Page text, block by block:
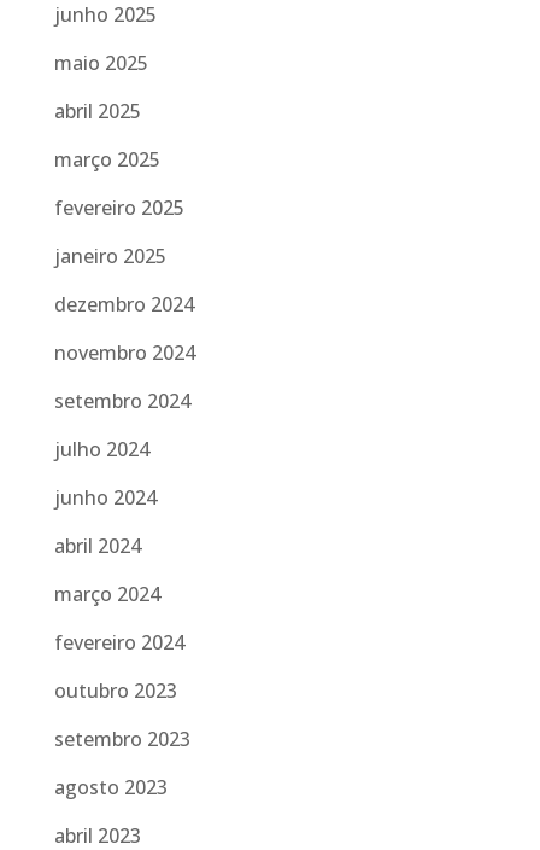
junho 2025
maio 2025
abril 2025
março 2025
fevereiro 2025
janeiro 2025
dezembro 2024
novembro 2024
setembro 2024
julho 2024
junho 2024
abril 2024
março 2024
fevereiro 2024
outubro 2023
setembro 2023
agosto 2023
abril 2023